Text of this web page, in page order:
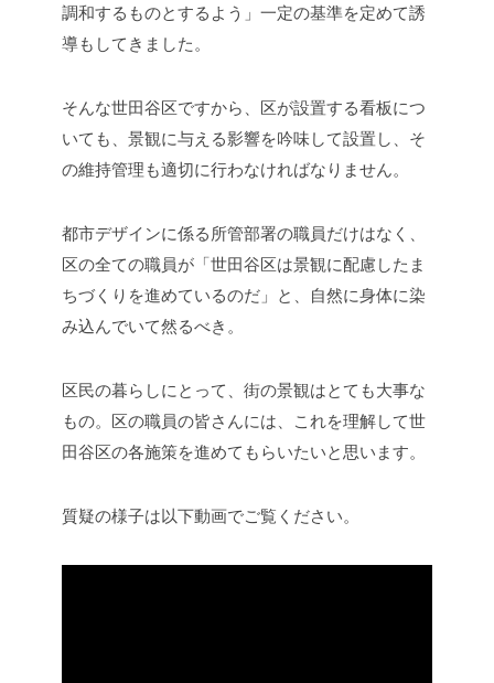
調和するものとするよう」一定の基準を定めて誘
導もしてきました。
そんな世田谷区ですから、区が設置する看板につ
いても、景観に与える影響を吟味して設置し、そ
の維持管理も適切に行わなければなりません。
都市デザインに係る所管部署の職員だけはなく、
区の全ての職員が「世田谷区は景観に配慮したま
ちづくりを進めているのだ」と、自然に身体に染
み込んでいて然るべき。
区民の暮らしにとって、街の景観はとても大事な
もの。区の職員の皆さんには、これを理解して世
田谷区の各施策を進めてもらいたいと思います。
質疑の様子は以下動画でご覧ください。